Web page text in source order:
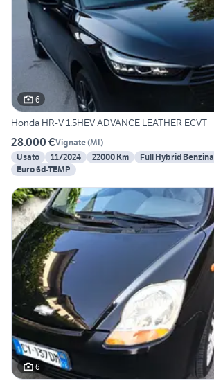
6
Honda HR-V 1.5HEV ADVANCE LEATHER ECVT
28.000 €Vignate(MI)
Usato
11/2024 22000 Km Full Hybrid Benzina
Euro 6d-TEMP
6